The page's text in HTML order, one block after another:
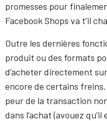
promesses pour
Facebook Shops va t’il
Outre les dernières
produit ou des formats
d’acheter directement
encore de certains
peur de la transaction
dans l’achat (avouez